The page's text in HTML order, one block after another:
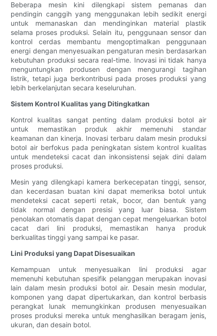
Beberapa mesin kini dilengkapi sistem pemanas dan
pendingin canggih yang menggunakan lebih sedikit energi
untuk memanaskan dan mendinginkan material plastik
selama proses produksi. Selain itu, penggunaan sensor dan
kontrol cerdas membantu mengoptimalkan penggunaan
energi dengan menyesuaikan pengaturan mesin berdasarkan
kebutuhan produksi secara real-time. Inovasi ini tidak hanya
menguntungkan produsen dengan mengurangi tagihan
listrik, tetapi juga berkontribusi pada proses produksi yang
lebih berkelanjutan secara keseluruhan.
Sistem Kontrol Kualitas yang Ditingkatkan
Kontrol kualitas sangat penting dalam produksi botol air
untuk memastikan produk akhir memenuhi standar
keamanan dan kinerja. Inovasi terbaru dalam mesin produksi
botol air berfokus pada peningkatan sistem kontrol kualitas
untuk mendeteksi cacat dan inkonsistensi sejak dini dalam
proses produksi.
Mesin yang dilengkapi kamera berkecepatan tinggi, sensor,
dan kecerdasan buatan kini dapat memeriksa botol untuk
mendeteksi cacat seperti retak, bocor, dan bentuk yang
tidak normal dengan presisi yang luar biasa. Sistem
penolakan otomatis dapat dengan cepat mengeluarkan botol
cacat dari lini produksi, memastikan hanya produk
berkualitas tinggi yang sampai ke pasar.
Lini Produksi yang Dapat Disesuaikan
Kemampuan untuk menyesuaikan lini produksi agar
memenuhi kebutuhan spesifik pelanggan merupakan inovasi
lain dalam mesin produksi botol air. Desain mesin modular,
komponen yang dapat dipertukarkan, dan kontrol berbasis
perangkat lunak memungkinkan produsen menyesuaikan
proses produksi mereka untuk menghasilkan beragam jenis,
ukuran, dan desain botol.